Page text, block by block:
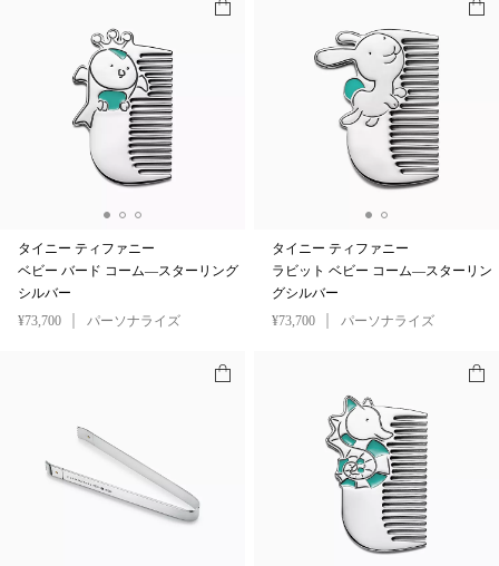
タイニー ティファニー
ベビー バード コーム—スターリング
シルバー
¥73,700
パーソナライズ
タイニー ティファニー
ラビット ベビー コーム—スターリン
グシルバー
¥73,700
パーソナライズ